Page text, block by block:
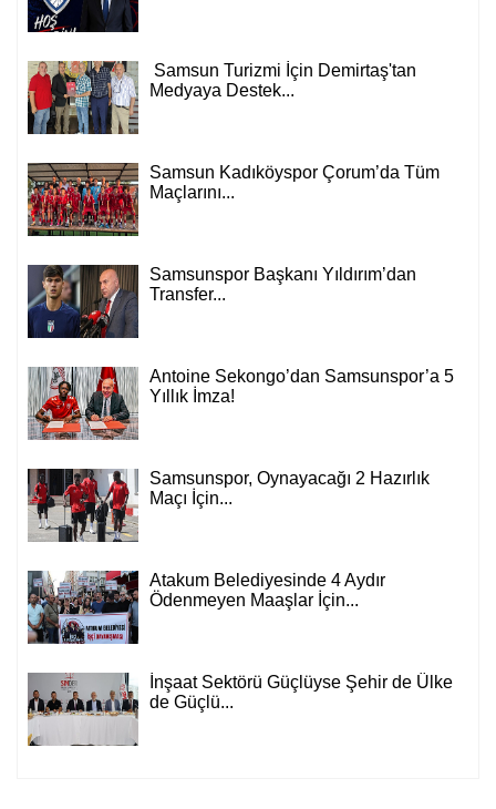
Samsun Turizmi İçin Demirtaş'tan
Medyaya Destek...
Samsun Kadıköyspor Çorum’da Tüm
Maçlarını...
Samsunspor Başkanı Yıldırım’dan
Transfer...
Antoine Sekongo’dan Samsunspor’a 5
Yıllık İmza!
Samsunspor, Oynayacağı 2 Hazırlık
Maçı İçin...
Atakum Belediyesinde 4 Aydır
Ödenmeyen Maaşlar İçin...
İnşaat Sektörü Güçlüyse Şehir de Ülke
de Güçlü...